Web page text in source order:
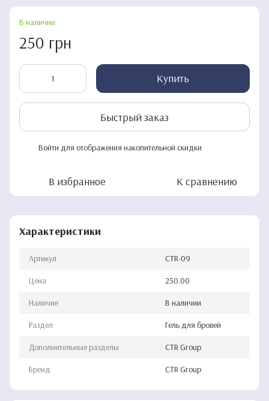
В наличии
250 грн
Купить
Быстрый заказ
Войти для отображения накопительной скидки
В избранное К сравнению
Характеристики
Артикул CTR-09
Цена 250.00
Наличие В наличии
Раздел Гель для бровей
Дополнительные разделы CTR Group
Бренд CTR Group